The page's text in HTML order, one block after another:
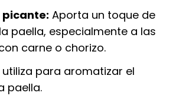
picante: Aporta un toque de
paella, especialmente a las
carne o chorizo.
utiliza para aromatizar el
paella.